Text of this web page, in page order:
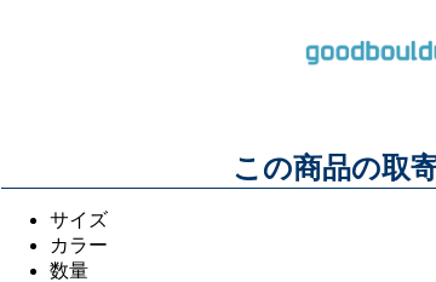
この商品の取
サイズ
カラー
数量